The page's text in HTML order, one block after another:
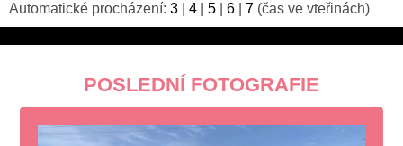
Automatické procházení: 3 4 5 6 7 (čas ve vteřinách)
POSLEDNÍ FOTOGRAFIE